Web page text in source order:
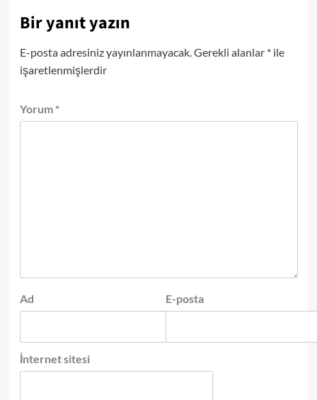
Bir yanıt yazın
E-posta adresiniz yayınlanmayacak. Gerekli alanlar *ile
işaretlenmişlerdir
Yorum *
Ad E-posta
İnternet sitesi